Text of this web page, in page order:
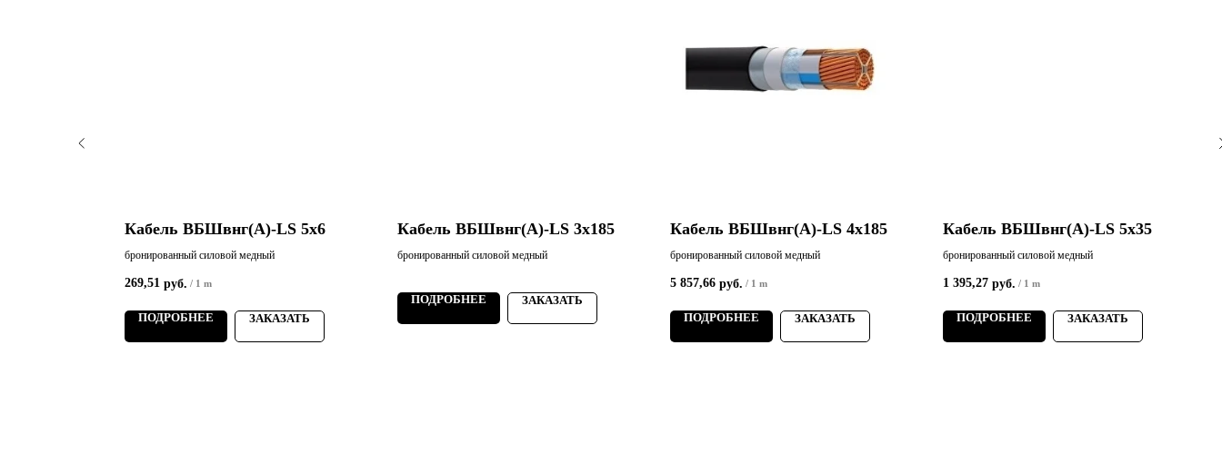
Кабель ВБШвнг(А)-LS 5х6
бронированный силовой медный
269,51 руб. / 1 m
ПОДРОБНЕЕ ЗАКАЗАТЬ
Кабель ВБШвнг(А)-LS 3х185
бронированный силовой медный
ПОДРОБНЕЕ ЗАКАЗАТЬ
Кабель ВБШвнг(А)-LS 4х185
бронированный силовой медный
5 857,66 руб. / 1 m
ПОДРОБНЕЕ ЗАКАЗАТЬ
Кабель ВБШвнг(А)-LS 5х35
бронированный силовой медный
1 395,27 руб. / 1 m
ПОДРОБНЕЕ ЗАКАЗАТЬ